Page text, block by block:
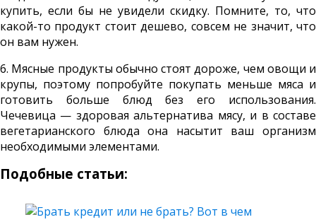
купить, если бы не увидели скидку. Помните, то, что
какой-то продукт стоит дешево, совсем не значит, что
он вам нужен.
6. Мясные продукты обычно стоят дороже, чем овощи и
крупы, поэтому попробуйте покупать меньше мяса и
готовить больше блюд без его использования.
Чечевица — здоровая альтернатива мясу, и в составе
вегетарианского блюда она насытит ваш организм
необходимыми элементами.
Подобные статьи: